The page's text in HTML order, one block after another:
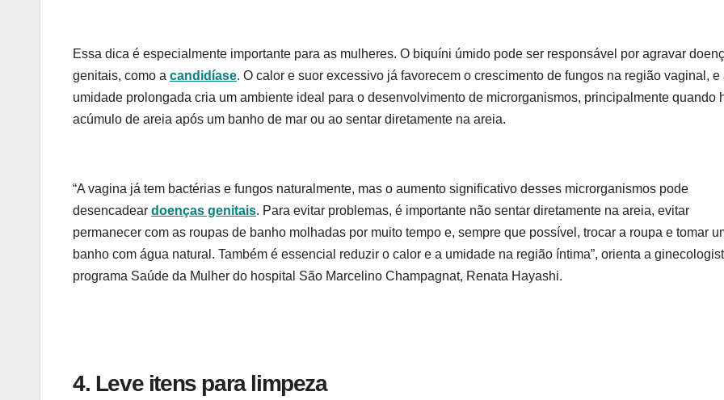
Essa dica é especialmente importante para as mulheres. O biquíni úmido pode ser responsável por agravar
genitais, como a candidíase. O calor e suor excessivo já favorecem o crescimento de fungos na região vaginal, e
umidade prolongada cria um ambiente ideal para o desenvolvimento de microrganismos, principalmente quando
acúmulo de areia após um banho de mar ou ao sentar diretamente na areia.
“A vagina já tem bactérias e fungos naturalmente, mas o aumento significativo desses microrganismos pode
desencadear doenças genitais. Para evitar problemas, é importante não sentar diretamente na areia, evitar
permanecer com as roupas de banho molhadas por muito tempo e, sempre que possível, trocar a roupa e tomar
banho com água natural. Também é essencial reduzir o calor e a umidade na região íntima”, orienta a
programa Saúde da Mulher do hospital São Marcelino Champagnat, Renata Hayashi.
4. Leve itens para limpeza